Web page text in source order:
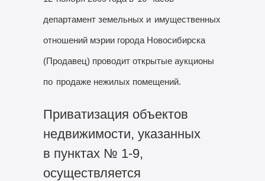
департамент земельных и имущественных
отношений мэрии города Новосибирска
(Продавец) проводит открытые аукционы
по продаже нежилых помещений.
Приватизация объектов
недвижимости, указанных
в пунктах № 1-9,
осуществляется